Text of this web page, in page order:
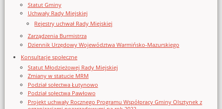
Statut Gminy
Uchwały Rady Miejskiej
Rejestry uchwał Rady Miejskiej
Zarządzenia Burmistrza
Dziennik Urzędowy Województwa Warmińsko-Mazurskiego
Konsultacje społeczne
Statut Młodzieżowej Rady Miejskiej
Zmiany w statucie MRM
Podział sołectwa Łutynowo
Podział sołectwa Pawłowo
Projekt uchwały Rocznego Programu Współpracy Gminy Olsztynek z